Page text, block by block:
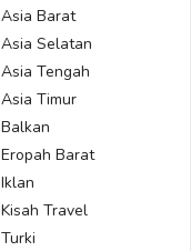
Asia Barat
Asia Selatan
Asia Tengah
Asia Timur
Balkan
Eropah Barat
Iklan
Kisah Travel
Turki